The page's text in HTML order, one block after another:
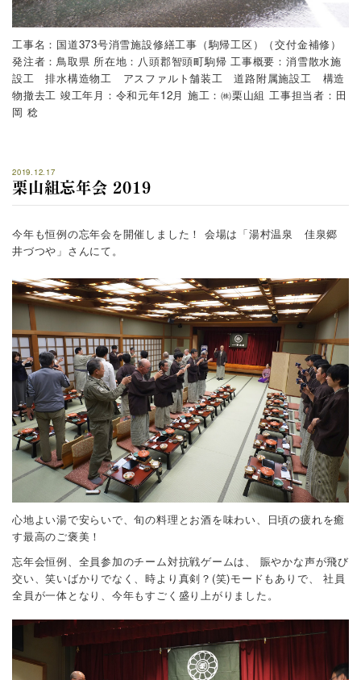
工事名：国道373号消雪施設修繕工事（駒帰工区）（交付金補修）
発注者：鳥取県 所在地：八頭郡智頭町駒帰工事概要：消雪散水施
設工 排水構造物工 アスファルト舗装工 道路附属施設工 構造
物撤去工 竣工年月：令和元年12月 施工：㈱栗山組 工事担当者：田
岡 稔
2019.12.17
栗山組忘年会 2019
今年も恒例の忘年会を開催しました！ 会場は「湯村温泉 佳泉郷
井づつや」さんにて。
心地よい湯で安らいで、旬の料理とお酒を味わい、日頃の疲れを癒
す最高のご褒美！
忘年会恒例、全員参加のチーム対抗戦ゲームは、
賑やかな声が飛び
交い、笑いばかりでなく、時より真剣？(笑)モードもありで、
社員
全員が一体となり、今年もすごく盛り上がりました。